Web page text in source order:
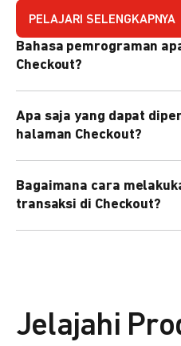
PELAJARI SELENGKAPNYA
Bahasa pemrograman
Checkout?
PHP, Node.js, Go, dll).
Apa saja yang dapat
halaman Checkout?
preferensi bahasa, dan
kebutuhan brand Anda.
Bagaimana cara
transaksi di Checkout?
Jelajahi